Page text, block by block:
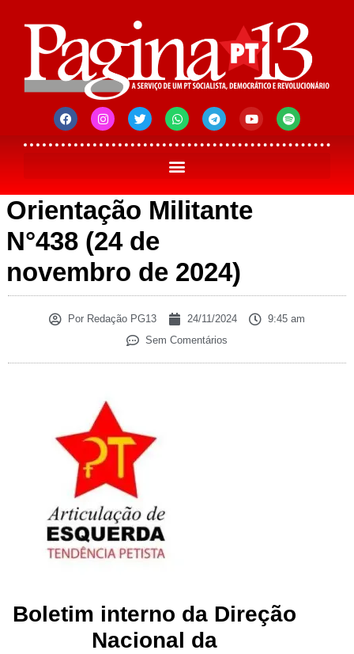
Orientação Militante
N°438 (24 de
novembro de 2024)
Por Redação PG13 24/11/2024
9:45 am
Sem Comentários
Boletim interno da Direção
Nacional da